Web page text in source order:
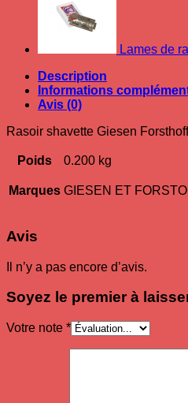
Lames de
Description
Informations
Avis (0)
Rasoir shavette Giesen
Poids 0.200 kg
Marques GIESEN ET
Avis
Il n’y a pas encore d’avis.
Soyez le premier à
Votre note *